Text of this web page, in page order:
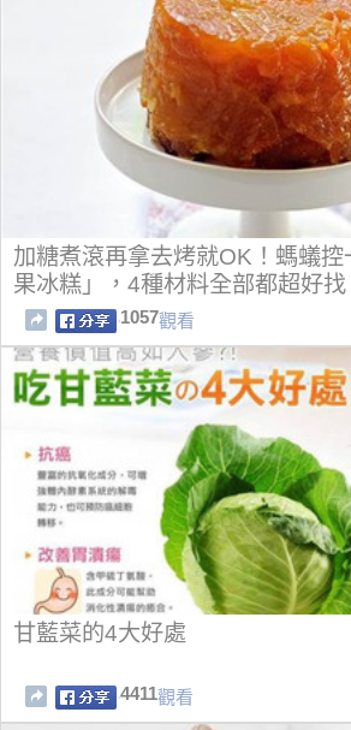
加糖煮滾再拿去烤就OK！螞蟻控
果冰糕」，4種材料全部都超好找
1057觀看
甘藍菜的4大好處
4411觀看